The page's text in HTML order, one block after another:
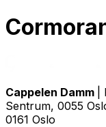
Cappelen Damm
Sentrum, 0055
0161 Oslo